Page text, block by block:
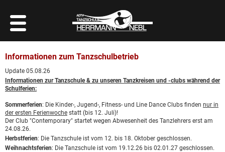
Informationen zum Tanzschulbetrieb
Update 05.08.26
Informationen zur Tanzschule & zu unseren Tanzkreisen und -clubs während der
Schulferien:
Sommerferien: Die Kinder-, Jugend-, Fitness- und Line Dance Clubs finden nur in
der ersten Ferienwoche statt (bis 12. Juli)!
Der Club "Contemporary" startet wegen Abwesenheit des Tanzlehrers erst am
24.08.26.
Herbstferien: Die Tanzschule ist vom 12. bis 18. Oktober geschlossen.
Weihnachtsferien: Die Tanzschule ist vom 19.12.26 bis 02.01.27 geschlossen.